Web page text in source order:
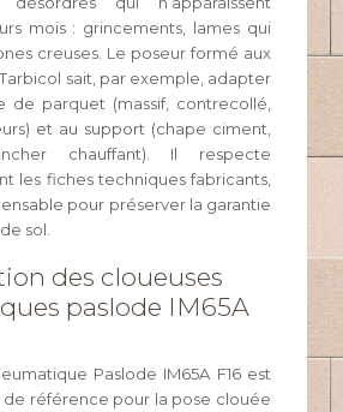
mois : grincements, lames qui
creuses. Le poseur formé aux
sait, par exemple, adapter
de parquet (massif, contrecollé,
et au support (chape ciment,
chauffant). Il respecte
les fiches techniques fabricants,
pour préserver la garantie
sol.
des cloueuses
paslode IM65A
Paslode IM65A F16 est
référence pour la pose clouée